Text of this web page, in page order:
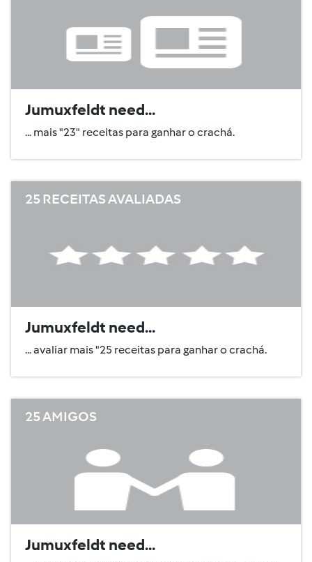
Jumuxfeldt need...
... mais "23" receitas para ganhar o crachá.
25 RECEITAS AVALIADAS
Jumuxfeldt need...
... avaliar mais "25 receitas para ganhar o crachá.
25 AMIGOS
Jumuxfeldt need...